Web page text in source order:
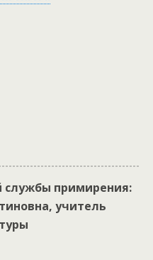
службы примирения:
учитель